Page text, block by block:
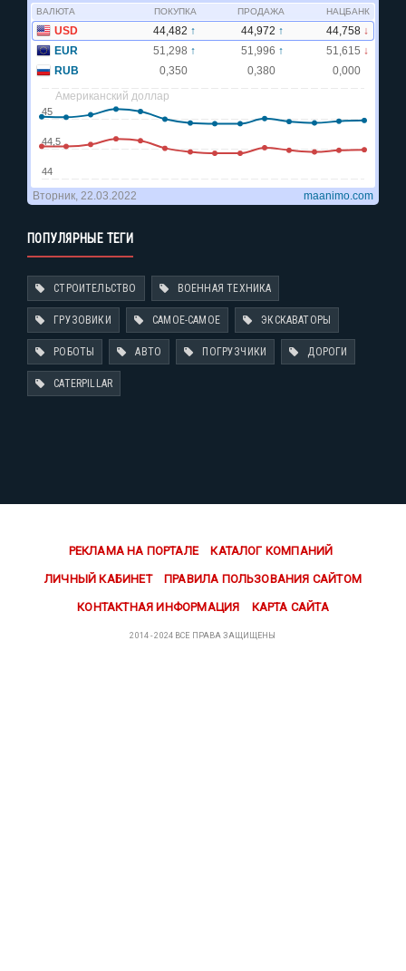
ПОПУЛЯРНЫЕ ТЕГИ
СТРОИТЕЛЬСТВО ВОЕННАЯ ТЕХНИКА
ГРУЗОВИКИ САМОЕ-САМОЕ ЭКСКАВАТОРЫ
РОБОТЫ АВТО ПОГРУЗЧИКИ ДОРОГИ
CATERPILLAR
РЕКЛАМА НА ПОРТАЛЕ КАТАЛОГ КОМПАНИЙ
ЛИЧНЫЙ КАБИНЕТ ПРАВИЛА ПОЛЬЗОВАНИЯ САЙТОМ
КОНТАКТНАЯ ИНФОРМАЦИЯ КАРТА САЙТА
2014 - 2024 ВСЕ ПРАВА ЗАЩИЩЕНЫ